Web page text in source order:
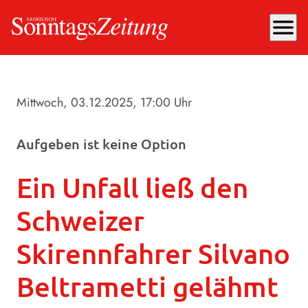
menu
Mittwoch, 03.12.2025, 17:00 Uhr
Aufgeben ist keine Option
Ein Unfall ließ den
Schweizer
Skirennfahrer Silvano
Beltrametti gelähmt